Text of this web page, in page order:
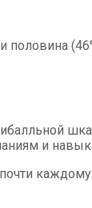
и
каждому